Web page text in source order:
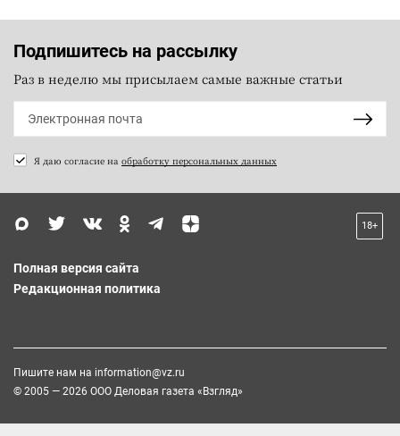
Подпишитесь на рассылку
Раз в неделю мы присылаем самые важные статьи
Я даю согласие на обработку персональных данных
18+
Полная версия сайта
Редакционная политика
Пишите нам на information@vz.ru
© 2005 — 2026 ООО Деловая газета «Взгляд»